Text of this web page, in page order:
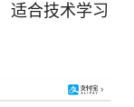
适合技术学习